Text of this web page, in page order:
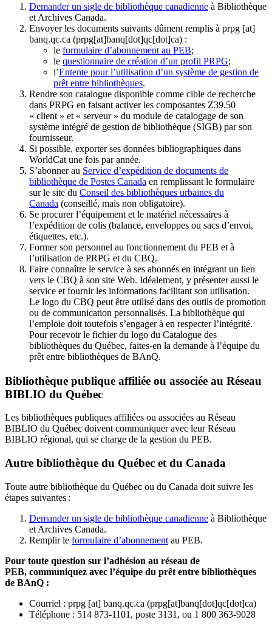
Demander un sigle de bibliothèque canadienne à Bibliothèque
et Archives Canada.
Envoyer les documents suivants dûment remplis à prpg [at]
banq.qc.ca (prpg[at]banq[dot]qc[dot]ca) :
le formulaire d’abonnement au PEB;
le questionnaire de création d’un profil PRPG;
l’Entente pour l’utilisation d’un système de gestion de
prêt entre bibliothèques.
Rendre son catalogue disponible comme cible de recherche
dans PRPG en faisant activer les composantes Z39.50
« client » et « serveur » du module de catalogage de son
système intégré de gestion de bibliothèque (SIGB) par son
fournisseur.
Si possible, exporter ses données bibliographiques dans
WorldCat une fois par année.
S’abonner au Service d’expédition de documents de
bibliothèque de Postes Canada en remplissant le formulaire
sur le site du Conseil des bibliothèques urbaines du
Canada (conseillé, mais non obligatoire).
Se procurer l’équipement et le matériel nécessaires à
l’expédition de colis (balance, enveloppes ou sacs d’envoi,
étiquettes, etc.).
Former son personnel au fonctionnement du PEB et à
l’utilisation de PRPG et du CBQ.
Faire connaître le service à ses abonnés en intégrant un lien
vers le CBQ à son site Web. Idéalement, y présenter aussi le
service et fournir les informations facilitant son utilisation.
Le logo du CBQ peut être utilisé dans des outils de promotion
ou de communication personnalisés. La bibliothèque qui
l’emploie doit toutefois s’engager à en respecter l’intégrité.
Pour recevoir le fichier du logo du Catalogue des
bibliothèques du Québec, faites-en la demande à l’équipe du
prêt entre bibliothèques de BAnQ.
Bibliothèque publique affiliée ou associée au Réseau
BIBLIO du Québec
Les bibliothèques publiques affiliées ou associées au Réseau
BIBLIO du Québec doivent communiquer avec leur Réseau
BIBLIO régional, qui se charge de la gestion du PEB.
Autre bibliothèque du Québec et du Canada
Toute autre bibliothèque du Québec ou du Canada doit suivre les
étapes suivantes :
Demander un sigle de bibliothèque canadienne à Bibliothèque
et Archives Canada.
Remplir le formulaire d’abonnement au PEB.
Pour toute question sur l’adhésion au réseau de
PEB, communiquez avec l’équipe du prêt entre bibliothèques
de BAnQ :
Courriel : prpg [at] banq.qc.ca (prpg[at]banq[dot]qc[dot]ca)
Téléphone : 514 873-1101, poste 3131, ou 1 800 363-9028